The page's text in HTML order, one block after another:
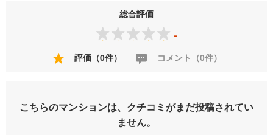
総合評価
-
評価（0件） コメント（0件）
こちらのマンションは、クチコミがまだ投稿されてい
ません。